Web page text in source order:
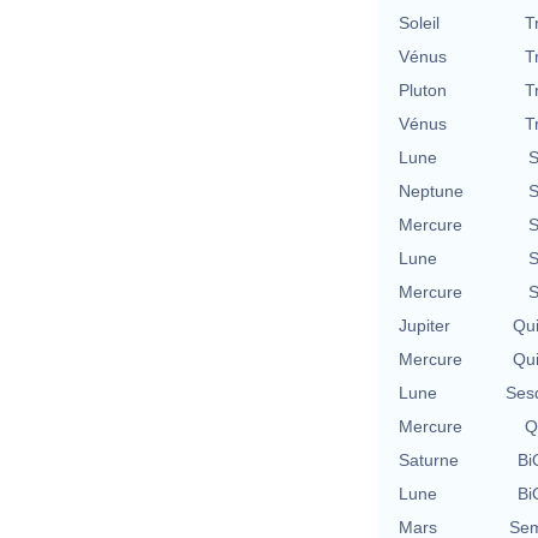
Soleil
Vénus
Pluton
Vénus
Lune
Neptune
Mercure
Lune
Mercure
Jupiter
Mercure
Lune
Mercure
Saturne
Lune
Mars